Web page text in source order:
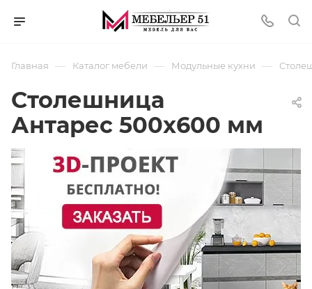
Главная — Каталог мебели — Модульные кухни —
Столешница
Антарес 500х600 мм